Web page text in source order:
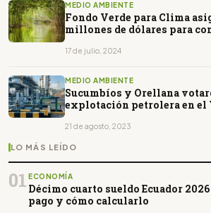
MEDIO AMBIENTE
Fondo Verde para Clima
millones de dólares para
17 de julio, 2024
MEDIO AMBIENTE
Sucumbíos y Orellana
explotación petrolera en el
21 de agosto, 2023
LO MÁS LEÍDO
01 ECONOMÍA
Décimo cuarto sueldo Ecuador
pago y cómo calcularlo